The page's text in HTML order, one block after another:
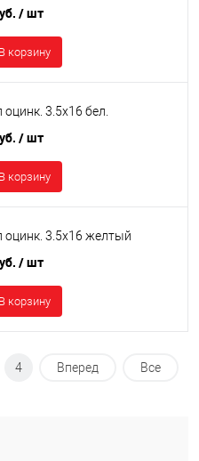
/ шт
В корзину
оцинк. 3.5х16 бел.
/ шт
В корзину
оцинк. 3.5х16 желтый
/ шт
В корзину
4 Вперед Все